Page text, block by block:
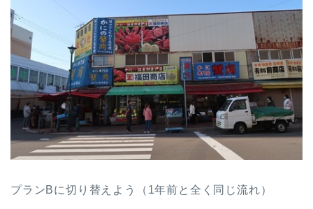
プランBに切り替えよう（1年前と全く同じ流れ）